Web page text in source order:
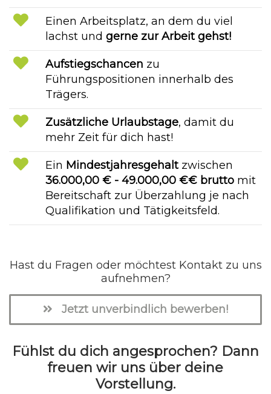
Einen Arbeitsplatz, an dem du viel
lachst und gerne zur Arbeit gehst!
Aufstiegschancen zu
Führungspositionen innerhalb des
Trägers.
Zusätzliche Urlaubstage, damit du
mehr Zeit für dich hast!
Ein Mindestjahresgehaltzwischen
36.000,00 € - 49.000,00 €€ brutto mit
Bereitschaft zur Überzahlung je nach
Qualifikation und Tätigkeitsfeld.
Hast du Fragen oder möchtest Kontakt zu uns
aufnehmen?
Jetzt unverbindlich bewerben!
Fühlst du dich angesprochen? Dann
freuen wir uns über deine
Vorstellung.